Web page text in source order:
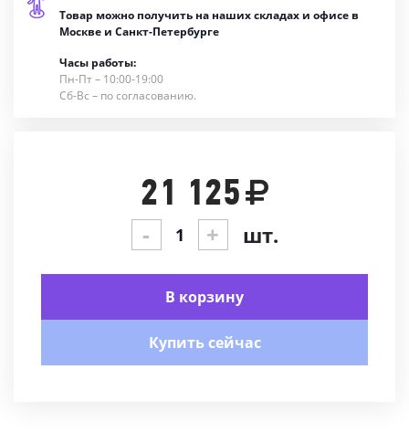
Товар можно получить на наших складах и офисе в
Москве и Санкт-Петербурге
Часы работы:
Пн-Пт – 10:00-19:00
Сб-Вс – по согласованию.
21 125
- + шт.
В корзину
Купить сейчас